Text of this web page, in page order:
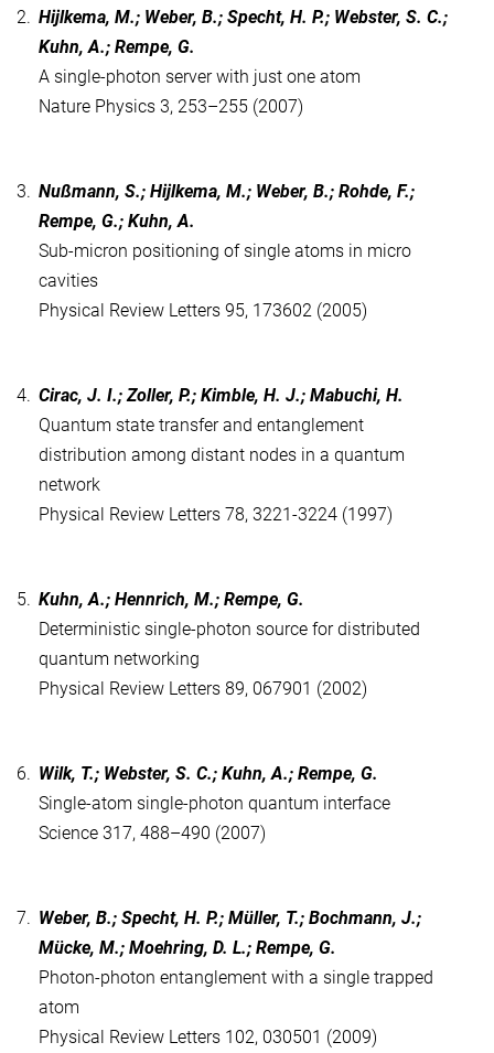
2. Hijlkema, M.; Weber, B.; Specht, H. P.; Webster, S. C.;
Kuhn, A.; Rempe, G.
A single-photon server with just one atom
Nature Physics 3, 253–255 (2007)
3. Nußmann, S.; Hijlkema, M.; Weber, B.; Rohde, F.;
Rempe, G.; Kuhn, A.
Sub-micron positioning of single atoms in micro
cavities
Physical Review Letters 95, 173602 (2005)
4. Cirac, J. I.; Zoller, P.; Kimble, H. J.; Mabuchi, H.
Quantum state transfer and entanglement
distribution among distant nodes in a quantum
network
Physical Review Letters 78, 3221-3224 (1997)
5. Kuhn, A.; Hennrich, M.; Rempe, G.
Deterministic single-photon source for distributed
quantum networking
Physical Review Letters 89, 067901 (2002)
6. Wilk, T.; Webster, S. C.; Kuhn, A.; Rempe, G.
Single-atom single-photon quantum interface
Science 317, 488–490 (2007)
7. Weber, B.; Specht, H. P.; Müller, T.; Bochmann, J.;
Mücke, M.; Moehring, D. L.; Rempe, G.
Photon-photon entanglement with a single trapped
atom
Physical Review Letters 102, 030501 (2009)